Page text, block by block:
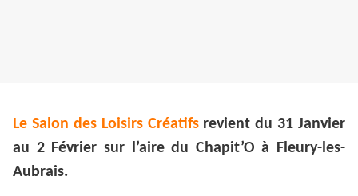
Le Salon des Loisirs Créatifsrevient du 31 Janvier
au 2 Février sur l’aire du Chapit’O à Fleury-les-
Aubrais.